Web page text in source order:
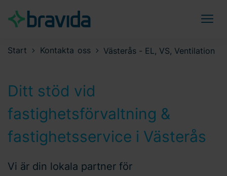
Start Kontakta oss Västerås - EL, VS, Ventilation
Ditt stöd vid
fastighetsförvaltning &
fastighetsservice i Västerås
Vi är din lokala partner för